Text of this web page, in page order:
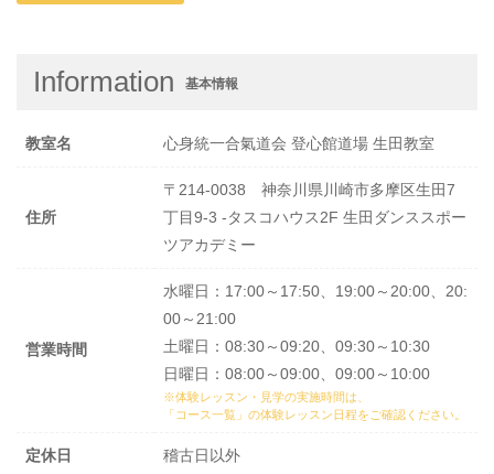
Information 基本情報
教室名 心身統一合氣道会 登心館道場 生田教室
住所
〒214-0038 神奈川県川崎市多摩区生田7
丁目9-3 -タスコハウス2F 生田ダンススポー
ツアカデミー
営業時間
水曜日：17:00～17:50、19:00～20:00、20:
00～21:00
土曜日：08:30～09:20、09:30～10:30
日曜日：08:00～09:00、09:00～10:00
※体験レッスン・見学の実施時間は、
「コース一覧」の体験レッスン日程をご確認ください。
定休日 稽古日以外